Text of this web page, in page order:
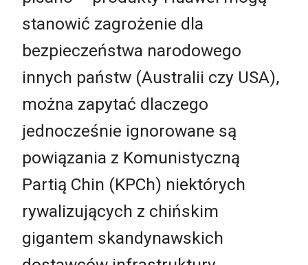
stanowić zagrożenie dla
bezpieczeństwa narodowego
innych państw (Australii czy USA),
można zapytać dlaczego
jednocześnie ignorowane są
powiązania z Komunistyczną
Partią Chin (KPCh) niektórych
rywalizujących z chińskim
gigantem skandynawskich